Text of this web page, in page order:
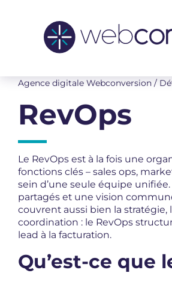
Agence digitale Webconversion /
RevOps
Le RevOps est à la fois une
fonctions clés – sales ops,
sein d’une seule équipe
partagés et une vision
couvrent aussi bien la stratégie,
coordination : le RevOps
lead à la facturation.
Qu’est-ce que